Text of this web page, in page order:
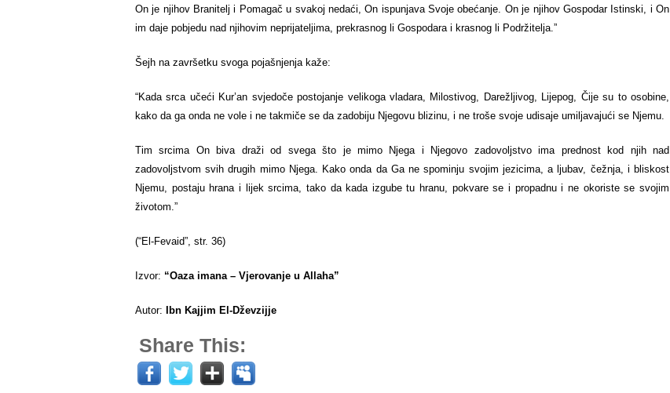
On је njihov Branitelj i Pomagač u svakoj nedaći, On ispunjava Svoje obećanje. On је njihov Gospodar Istinski, i On
im daje pobjedu nad njihovim neprijateljima, рrekrasnog li Gospodara i krasnog li Podržitelja.”
Šejh na završetku svoga pojašnjenja kaže:
“Kada srca učeći Kur’an svjedoče postojanje velikoga vladara, Milostivog, Darežljivog, Lijepog, Čije su to osobine,
kako da ga onda ne vole i ne takmiče se da zadobiju Njegovu blizinu, i ne troše svoje udisaje umiljavajući se Njemu.
Tim srcima On biva draži od svega što је mimo Njega i Njegovo zadovoljstvo ima prednost kod njih nad
zadovoljstvom svih drugih mimo Njega. Kako onda da Ga ne spominju svojim jezicima, а ljubav, čežnja, i bliskost
Njemu, postaju hrana i lijek srcima, tako da kada izgube tu hranu, pokvare se i propadnu i ne okoriste se svojim
životom.”
(“El-Fevaid”, str. 36)
Izvor: “Oaza imana – Vjerovanje u Allaha”
Autor: Ibn Kajjim El-Dževzijje
Share This: